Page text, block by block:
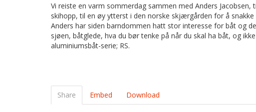
Vi reiste en varm sommerdag sammen med Anders Jacobsen,
skihopp, til en øy ytterst i den norske skjærgården for å
Anders har siden barndommen hatt stor interesse for båt og
sjøen, båtglede, hva du bør tenke på når du skal ha båt, og
aluminiumsbåt-serie; RS.
Share Embed Download